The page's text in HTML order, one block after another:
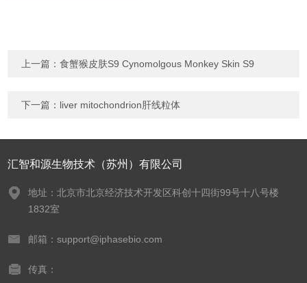
上一篇：食蟹猴皮肤S9 Cynomolgous Monkey Skin S9
下一篇： liver mitochondrion肝线粒体
汇智和源生物技术（苏州）有限公司
地址：北京市北京经济技术开发区科创十四街99号十八号楼
1832室
邮箱：support@iphasebio.com
传真：